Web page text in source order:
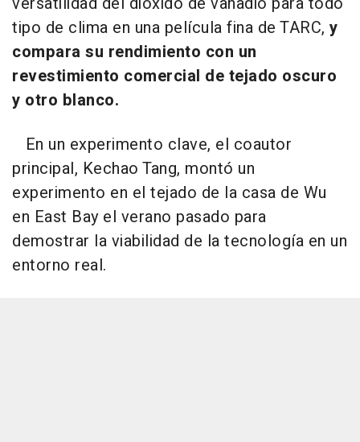
tipo de clima en una película fina de TARC, y
compara su rendimiento con un
revestimiento comercial de tejado oscuro
y otro blanco.
En un experimento clave, el coautor
principal, Kechao Tang, montó un
experimento en el tejado de la casa de Wu
en East Bay el verano pasado para
demostrar la viabilidad de la tecnología en un
entorno real.